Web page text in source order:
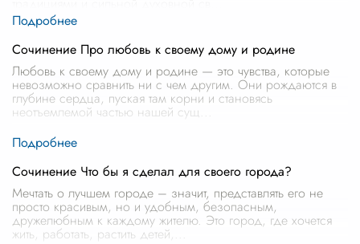
Сочинение Про любовь к своему дому и родине
Любовь к своему дому и родине — это чувства, которые
невозможно сравнить ни с чем другим. Они рождаются в
глубине сердца, пуская там корни и становясь
неотъемлемой частью нашей сущ
Сочинение Что бы я сделал для своего города?
Мечтать о лучшем городе – значит, представлять его не
просто красивым, но и удобным, безопасным,
дружелюбным к каждому жителю. Это город, где хочется
жить, работать, растить детей,